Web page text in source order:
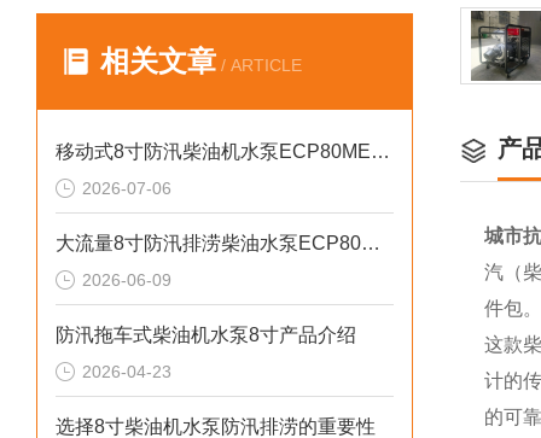
相关文章 / ARTICLE
移动式8寸防汛柴油机水泵ECP80ME产品介绍
2026-07-06
大流量8寸防汛排涝柴油水泵ECP80ME产品介绍
2026-06-09
防汛拖车式柴油机水泵8寸产品介绍
2026-04-23
选择8寸柴油机水泵防汛排涝的重要性
产
城市
汽（
件包。
这款
计的
的可